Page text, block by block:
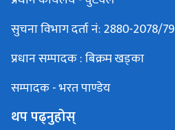
सुचना विभाग दर्ता नं: 2880-2078/79
प्रधान सम्पादक : बिक्रम खड्का
सम्पादक - भरत पाण्डेय
थप पढ्नुहोस्